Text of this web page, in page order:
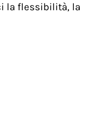
la flessibilità, la